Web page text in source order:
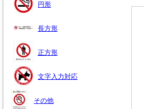
円形
長方形
正方形
文字入力対応
その他